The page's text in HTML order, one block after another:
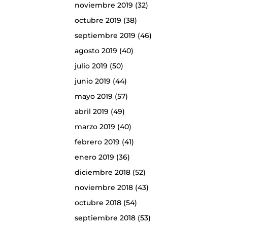
noviembre 2019 (32)
octubre 2019 (38)
septiembre 2019 (46)
agosto 2019 (40)
julio 2019 (50)
junio 2019 (44)
mayo 2019 (57)
abril 2019 (49)
marzo 2019 (40)
febrero 2019 (41)
enero 2019 (36)
diciembre 2018(52)
noviembre 2018(43)
octubre 2018(54)
septiembre 2018(53)